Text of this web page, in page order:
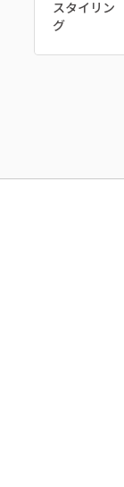
スタイリン
グ